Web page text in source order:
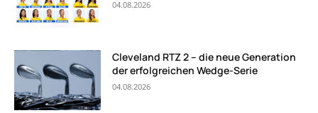
04.08.2026
Cleveland RTZ 2 – die neue Generation
der erfolgreichen Wedge-Serie
04.08.2026